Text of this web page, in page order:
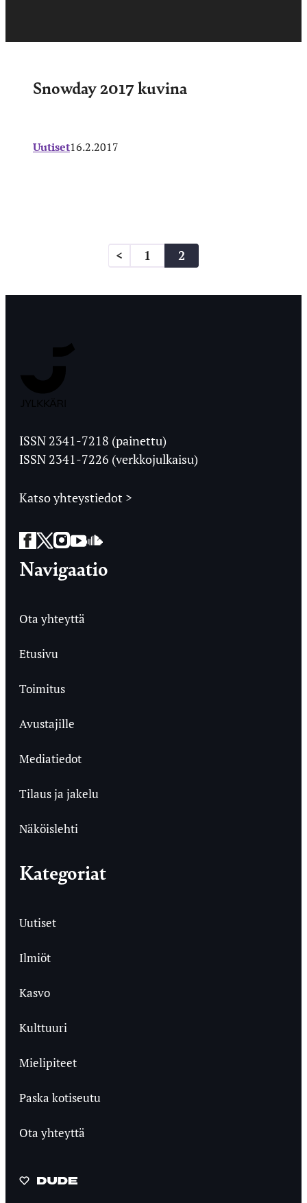
Snowday 2017 kuvina
Uutiset16.2.2017
Artikkelien
sivutus
< 1 2
Ylioppilaslehti
ISSN 2341-7218 (painettu)
ISSN 2341-7226 (verkkojulkaisu)
Katso yhteystiedot >
Facebook
Twitter
Instagram
YouTube
SoundCloud
Navigaatio
Ota yhteyttä
Etusivu
Toimitus
Avustajille
Mediatiedot
Tilaus ja jakelu
Näköislehti
Kategoriat
Uutiset
Ilmiöt
Kasvo
Kulttuuri
Mielipiteet
Paska kotiseutu
Ota yhteyttä